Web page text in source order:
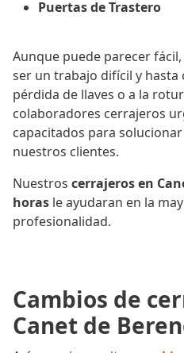
Puertas de Trastero
Aunque puede parecer
ser un trabajo difícil y hasta
pérdida de llaves o a la
colaboradores cerrajeros
capacitados para
nuestros clientes.
Nuestros cerrajeros en
horas le ayudaran en la
profesionalidad.
Cambios de
Canet de